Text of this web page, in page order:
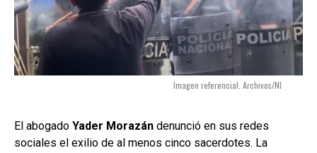
Imagen referencial. Archivos/NI
El abogado Yader Morazán denunció en sus redes
sociales el exilio de al menos cinco sacerdotes. La